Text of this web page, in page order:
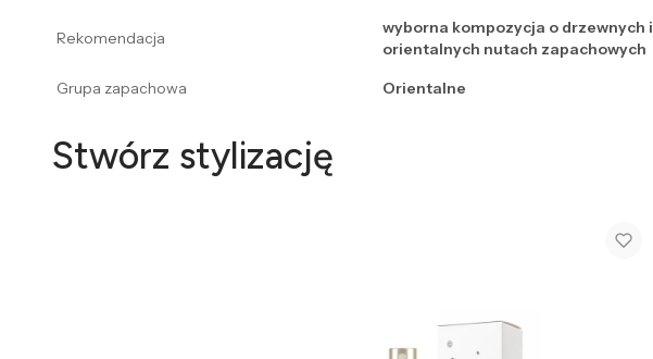
Rekomendacja
wyborna kompozycja o drzewnych i
orientalnych nutach zapachowych
Grupa zapachowa
Orientalne
Stwórz stylizację